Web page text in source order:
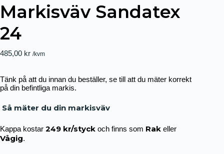
Markisväv Sandatex
24
485,00 kr /kvm
Tänk på att du innan du beställer, se till att du mäter korrekt
på din befintliga markis.
Så mäter du din markisväv
Kappa kostar 249 kr/styck och finns som Rak eller
Vågig.